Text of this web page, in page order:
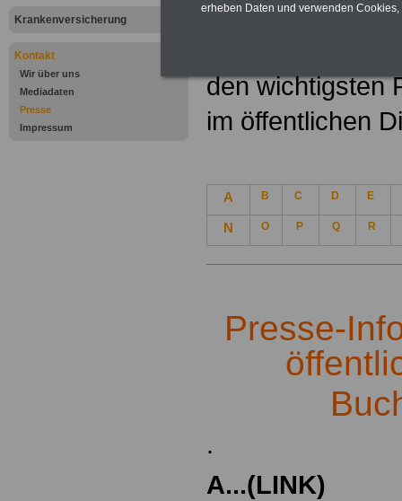
Krankenversicherung
Kontakt
Wir über uns
Mediadaten
Presse
Impressum
Verfügung. Hier
den wichtigsten
im öffentlichen
A B C D E
N O P Q R
Presse-
.
A...(LINK)
erheben Daten und verwenden